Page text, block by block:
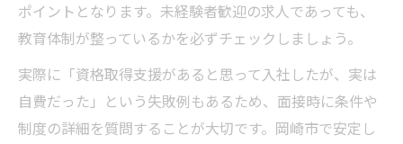
ポイントとなります。未経験者歓迎の求人であっても、
教育体制が整っているかを必ずチェックしましょう。
実際に「資格取得支援があると思って入社したが、実は
自費だった」という失敗例もあるため、面接時に条件や
制度の詳細を質問することが大切です。岡崎市で安定し